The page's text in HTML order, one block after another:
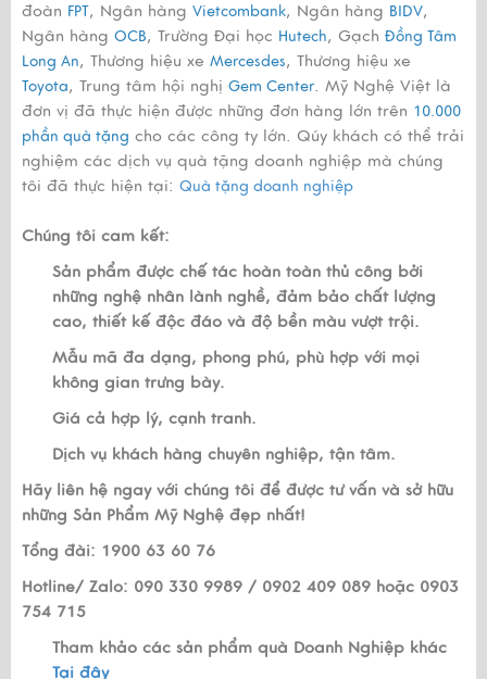
đoàn FPT, Ngân hàng Vietcombank, Ngân hàng BIDV,
Ngân hàng OCB, Trường Đại học Hutech, Gạch Đồng Tâm
Long An, Thương hiệu xe Mercesdes, Thương hiệu xe
Toyota, Trung tâm hội nghị Gem Center. Mỹ Nghệ Việt là
đơn vị đã thực hiện được những đơn hàng lớn trên 10.000
phần quà tặng cho các công ty lớn. Qúy khách có thể trải
nghiệm các dịch vụ quà tặng doanh nghiệp mà chúng
tôi đã thực hiện tại: Quà tặng doanh nghiệp
Chúng tôi cam kết:
Sản phẩm được chế tác hoàn toàn thủ công bởi
những nghệ nhân lành nghề, đảm bảo chất lượng
cao, thiết kế độc đáo và độ bền màu vượt trội.
Mẫu mã đa dạng, phong phú, phù hợp với mọi
không gian trưng bày.
Giá cả hợp lý, cạnh tranh.
Dịch vụ khách hàng chuyên nghiệp, tận tâm.
Hãy liên hệ ngay với chúng tôi để được tư vấn và sở hữu
những Sản Phẩm Mỹ Nghệ đẹp nhất!
Tổng đài: 1900 63 60 76
Hotline/ Zalo: 090 330 9989 / 0902 409 089 hoặc 0903
754 715
Tham khảo các sản phẩm quà Doanh Nghiệp khác
Tại đây